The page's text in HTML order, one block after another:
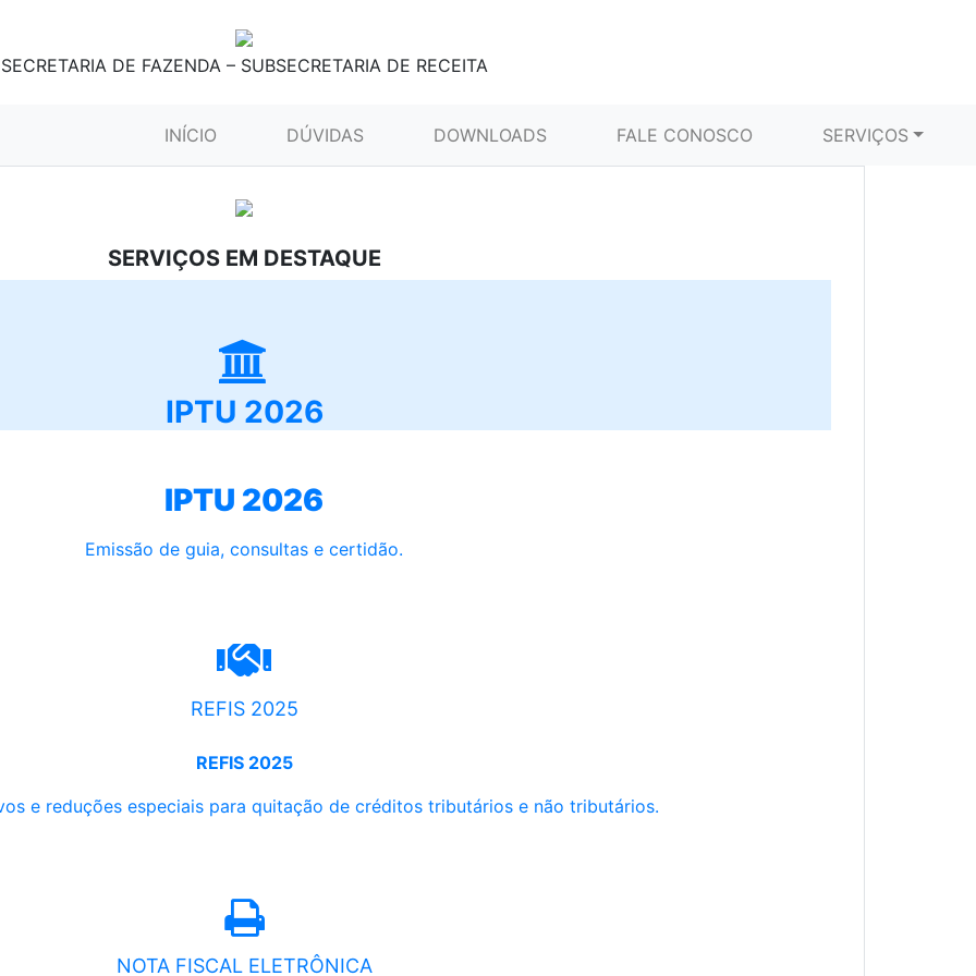
SECRETARIA DE FAZENDA – SUBSECRETARIA DE RECEITA
INÍCIO (CURRENT)DÚVIDAS DOWNLOADS FALE CONOSCO SERVIÇOS
SERVIÇOS EM DESTAQUE
IPTU 2026
IPTU 2026
Emissão de guia, consultas e certidão.
REFIS 2025
REFIS 2025
e reduções especiais para quitação de créditos tributários e não tributários.
NOTA FISCAL ELETRÔNICA